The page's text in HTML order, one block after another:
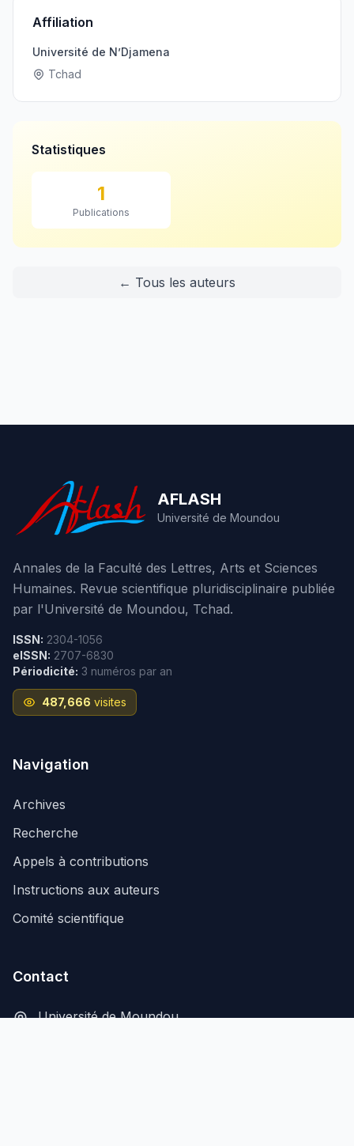
Affiliation
Université de N’Djamena
Tchad
Statistiques
1
Publications
← Tous les auteurs
AFLASH
Université de Moundou
Annales de la Faculté des Lettres, Arts et Sciences
Humaines. Revue scientifique pluridisciplinaire publiée
par l'Université de Moundou, Tchad.
ISSN: 2304-1056
eISSN: 2707-6830
Périodicité: 3 numéros par an
487,666 visites
Navigation
Archives
Recherche
Appels à contributions
Instructions aux auteurs
Comité scientifique
Contact
Université de Moundou